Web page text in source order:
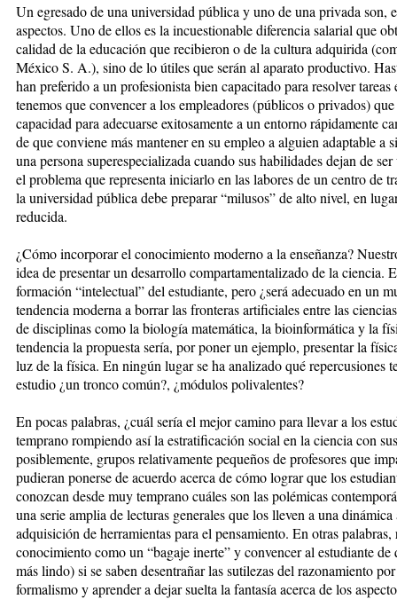
Un egresado de una universidad pública y uno de una privada son,
aspectos. Uno de ellos es la incuestionable diferencia salarial que
calidad de la educación que recibieron o de la cultura adquirida
México S. A.), sino de lo útiles que serán al aparato productivo.
han preferido a un profesionista bien capacitado para resolver
tenemos que convencer a los empleadores (públicos o privados)
capacidad para adecuarse exitosamente a un entorno rápidamente
de que conviene más mantener en su empleo a alguien adaptable a
una persona superespecializada cuando sus habilidades dejan de
el problema que representa iniciarlo en las labores de un centro de
la universidad pública debe preparar “milusos” de alto nivel, en
reducida.
¿Cómo incorporar el conocimiento moderno a la enseñanza?
idea de presentar un desarrollo compartamentalizado de la ciencia.
formación “intelectual” del estudiante, pero ¿será adecuado en un
tendencia moderna a borrar las fronteras artificiales entre las
de disciplinas como la biología matemática, la bioinformática y la
tendencia la propuesta sería, por poner un ejemplo, presentar la
luz de la física. En ningún lugar se ha analizado qué repercusiones
estudio ¿un tronco común?, ¿módulos polivalentes?
En pocas palabras, ¿cuál sería el mejor camino para llevar a los
temprano rompiendo así la estratificación social en la ciencia con
posiblemente, grupos relativamente pequeños de profesores que
pudieran ponerse de acuerdo acerca de cómo lograr que los
conozcan desde muy temprano cuáles son las polémicas
una serie amplia de lecturas generales que los lleven a una
adquisición de herramientas para el pensamiento. En otras
conocimiento como un “bagaje inerte” y convencer al estudiante
más lindo) si se saben desentrañar las sutilezas del razonamiento
formalismo y aprender a dejar suelta la fantasía acerca de los